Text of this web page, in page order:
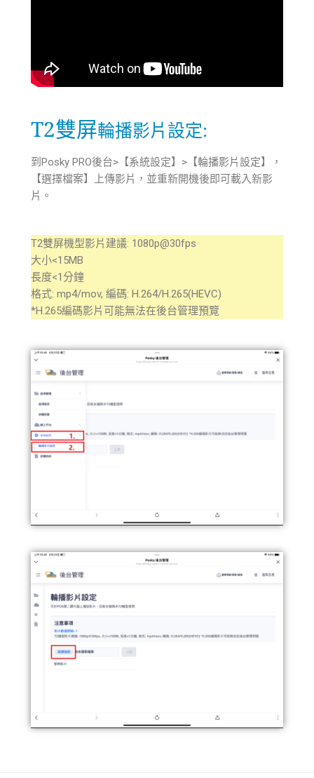
T2雙屏輪播影片設定:
到Posky PRO後台>【系統設定】>【輪播影片設定】，
【選擇檔案】上傳影片，並重新開機後即可載入新影
片。
T2雙屏機型影片建議: 1080p@30fps
大小<15MB
長度<1分鐘
格式: mp4/mov, 編碼: H.264/H.265(HEVC)
*H.265編碼影片可能無法在後台管理預覽